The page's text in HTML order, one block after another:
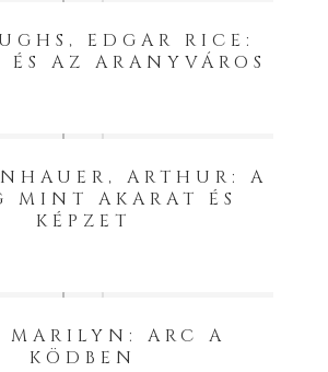
EDGAR RICE:
ÉS AZ ARANYVÁROS
ARTHUR: A
MINT AKARAT ÉS
KÉPZET
MARILYN: ARC A
KÖDBEN